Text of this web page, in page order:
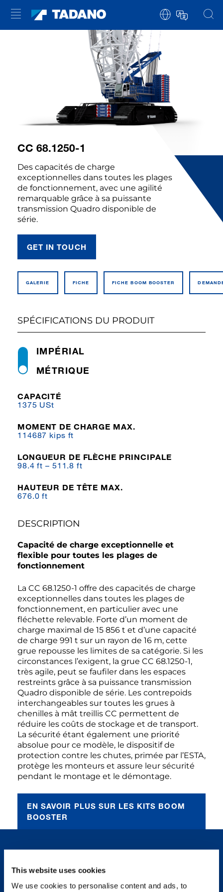
This website uses cookies
We use cookies to personalise content and ads, to
CC 68.1250-1
Des capacités de charge
exceptionnelles dans toutes les plages
de fonctionnement, avec une agilité
remarquable grâce à sa puissante
transmission Quadro disponible de
série.
GET IN TOUCH
GALERIE FICHE FICHE BOOM BOOSTER
SPÉCIFICATIONS DU PRODUIT
MÉTRIQUE
IMPÉRIAL
CAPACITÉ
1375 USt
MOMENT DE CHARGE MAX.
114687 kips ft
LONGUEUR DE FLÈCHE PRINCIPALE
98.4 ft – 511.8 ft
HAUTEUR DE TÊTE MAX.
676.0 ft
DESCRIPTION
Capacité de charge exceptionnelle et
flexible pour toutes les plages de
fonctionnement
La CC 68.1250-1 offre des capacités de charge
exceptionnelles dans toutes les plages de
fonctionnement, en particulier avec une
fléchette relevable. Forte d’un moment de
charge maximal de 15 856 t et d’une capacité
de charge 991 t sur un rayon de 16 m, cette
grue repousse les limites de sa catégorie. Si les
circonstances l’exigent, la grue CC 68.1250-1,
très agile, peut se faufiler dans les espaces
restreints grâce à sa puissance transmission
Quadro disponible de série. Les contrepoids
interchangeables sur toutes les grues à
chenilles à mât treillis CC permettent de
réduire les coûts de stockage et de transport.
La sécurité étant également une priorité
absolue pour ce modèle, le dispositif de
protection contre les chutes, primée par l’ESTA,
protège les monteurs et assure leur sécurité
pendant le montage et le démontage.
EN SAVOIR PLUS SUR LES KITS BOOM
BOOSTER